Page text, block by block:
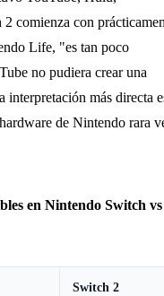
comienza con
Life, "es tan poco
no pudiera crear una
más directa
de Nintendo rara
en Nintendo Switch vs
Switch 2